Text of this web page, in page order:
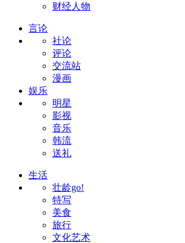
财经人物
言论
社论
评论
交流站
漫画
娱乐
明星
影视
音乐
韩流
送礼
生活
壮龄go!
特写
美食
旅行
文化艺术